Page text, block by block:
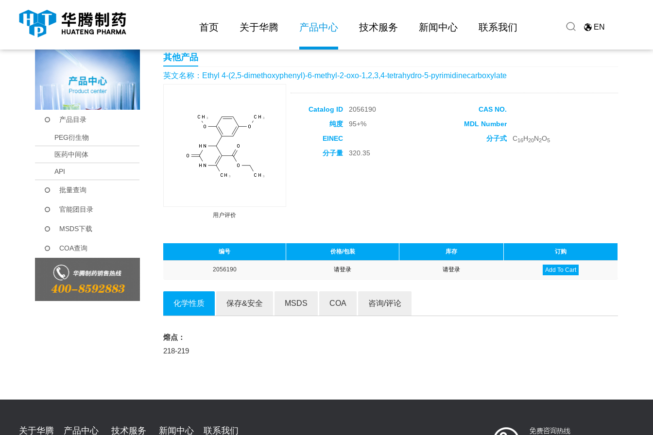
首页 关于华腾 产品中心 技术服务 新闻中心 联系我们 EN
当前位置： 首页 产品中心 Ethyl 4-(2,5-dimethoxyphenyl)-6-methyl-2-oxo-1,2,3,4-tetrahydro-5-pyrimidinecarboxylate
产品目录
PEG衍生物
医药中间体
API
批量查询
官能团目录
MSDS下载
COA查询
其他产品
英文名称：Ethyl 4-(2,5-dimethoxyphenyl)-6-methyl-2-oxo-1,2,3,4-tetrahydro-5-pyrimidinecarboxylate
用户评价
Catalog ID 2056190
CAS NO.
纯度
95+%
MDL Number
EINEC
分子式 C16H20N2O5
分子量 320.35
编号 价格/包装 库存 订购
2056190 请登录 请登录 Add To Cart
化学性质 保存&安全 MSDS COA 咨询/评论
熔点：
218-219
关于华腾 产品中心 技术服务 新闻中心 联系我们